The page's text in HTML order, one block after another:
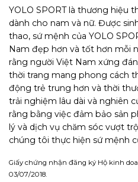
YOLO SPORT là thương hiệu
dành cho nam và nữ. Được
thao, sứ mệnh của YOLO
Nam đẹp hơn và tốt hơn mỗi
rằng người Việt Nam xứng
thời trang mang phong cách
động trẻ trung hơn và thời
trải nghiệm lâu dài và nghiên
rằng bằng việc đảm bảo sản
lý và dịch vụ chăm sóc vượt
chúng tôi thực hiện sứ mệnh
Giấy chứng nhận đăng ký Hộ kinh
03/07/2018.